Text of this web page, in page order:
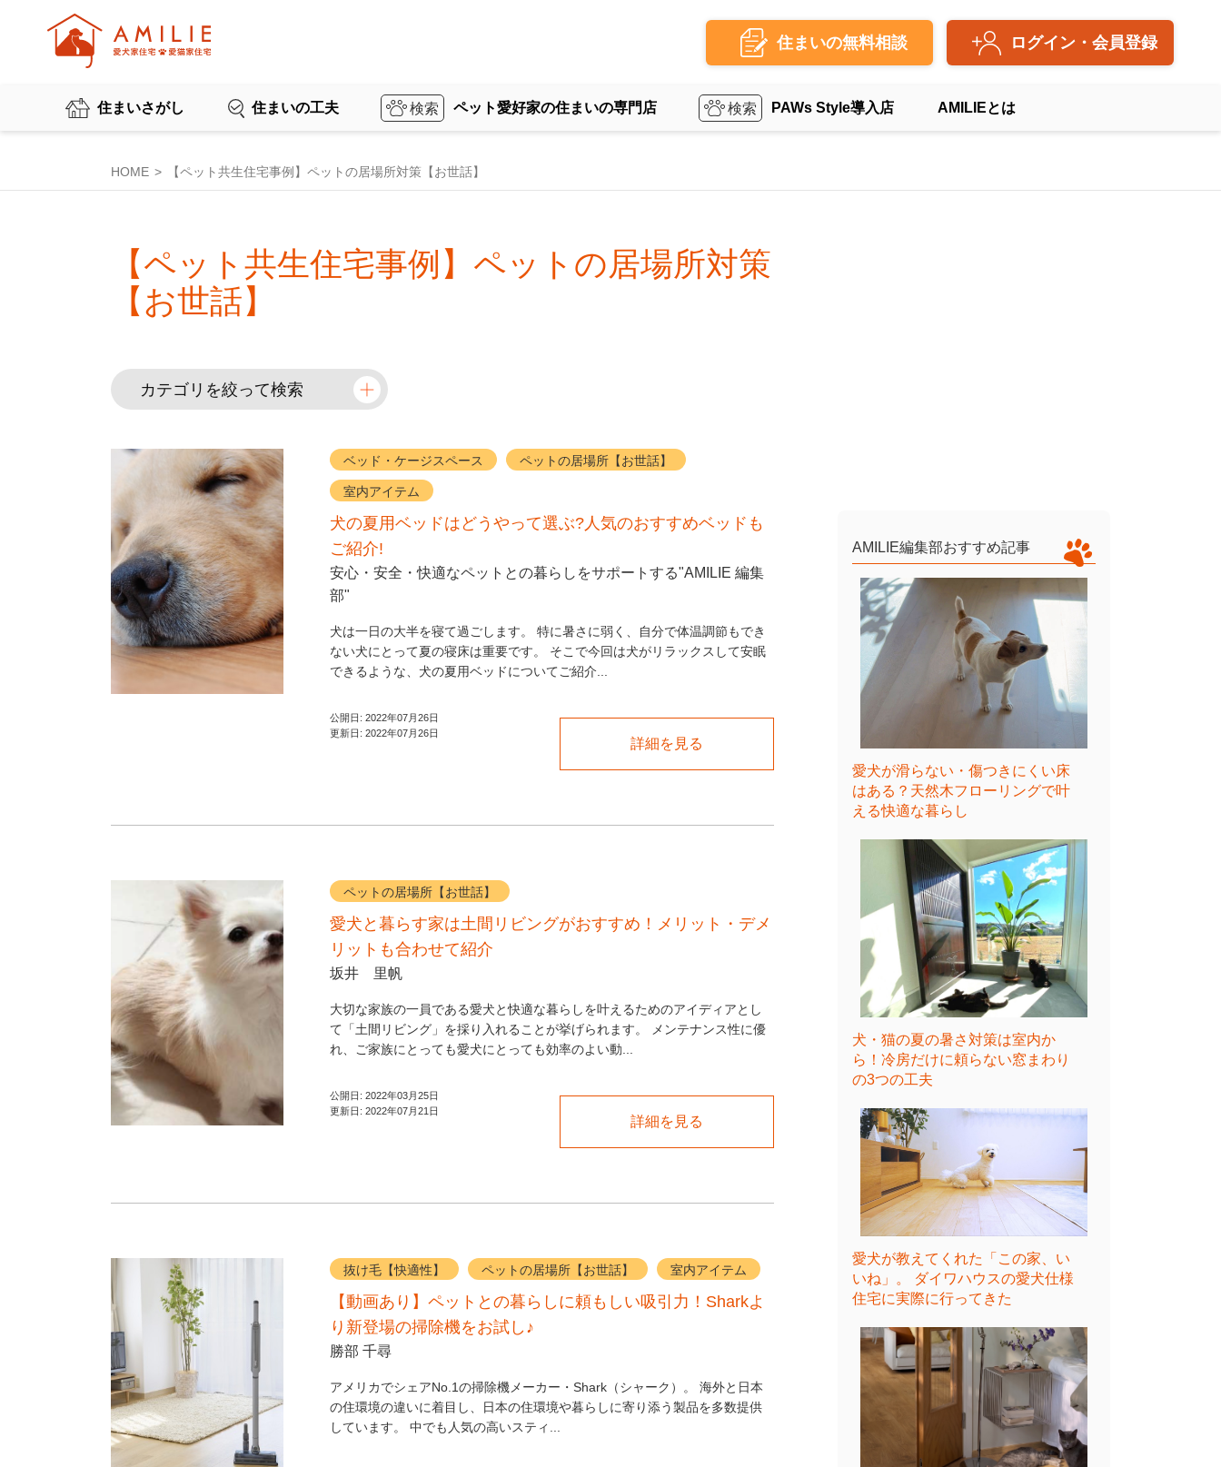
住まいの無料相談 ログイン・会員登録
住まいさがし 住まいの工夫 ペット愛好家の住まいの専門店 PAWs Style導入店 AMILIEとは
HOME 【ペット共生住宅事例】ペットの居場所対策【お世話】
【ペット共生住宅事例】ペットの居場所対策
【お世話】
カテゴリを絞って検索
ベッド・ケージスペース ペットの居場所【お世話】
室内アイテム
犬の夏用ベッドはどうやって選ぶ?人気のおすすめベッドも
ご紹介!
安心・安全・快適なペットとの暮らしをサポートする"AMILIE 編集
部"
犬は一日の大半を寝て過ごします。 特に暑さに弱く、自分で体温調節もでき
ない犬にとって夏の寝床は重要です。 そこで今回は犬がリラックスして安眠
できるような、犬の夏用ベッドについてご紹介...
公開日: 2022年07月26日
更新日: 2022年07月26日
詳細を見る
ペットの居場所【お世話】
愛犬と暮らす家は土間リビングがおすすめ！メリット・デメ
リットも合わせて紹介
坂井 里帆
大切な家族の一員である愛犬と快適な暮らしを叶えるためのアイディアとし
て「土間リビング」を採り入れることが挙げられます。 メンテナンス性に優
れ、ご家族にとっても愛犬にとっても効率のよい動...
公開日: 2022年03月25日
更新日: 2022年07月21日
詳細を見る
抜け毛【快適性】 ペットの居場所【お世話】 室内アイテム
【動画あり】ペットとの暮らしに頼もしい吸引力！Sharkよ
り新登場の掃除機をお試し♪
勝部 千尋
アメリカでシェアNo.1の掃除機メーカー・Shark（シャーク）。 海外と日本
の住環境の違いに着目し、日本の住環境や暮らしに寄り添う製品を多数提供
しています。 中でも人気の高いスティ...
AMILIE編集部おすすめ記事
愛犬が滑らない・傷つきにくい床
はある？天然木フローリングで叶
える快適な暮らし
犬・猫の夏の暑さ対策は室内か
ら！冷房だけに頼らない窓まわり
の3つの工夫
愛犬が教えてくれた「この家、い
いね」。 ダイワハウスの愛犬仕様
住宅に実際に行ってきた